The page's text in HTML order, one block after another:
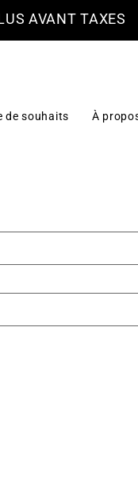
AVANT TAXES
de souhaits À